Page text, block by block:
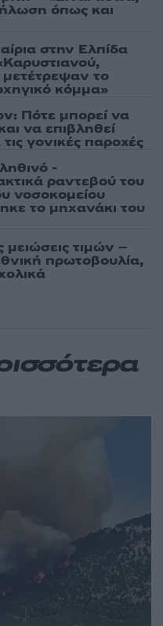
όπως και
στην Ελπίδα
μετέτρεψαν το
κόμμα»
Πότε μπορεί να
να επιβληθεί
γονικές παροχές
-
ραντεβού του
νοσοκομείου
το μηχανάκι του
τιμών –
πρωτοβουλία,